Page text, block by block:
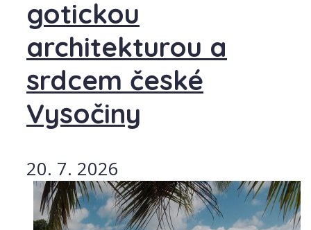
gotickou
architekturou a
srdcem české
Vysočiny
20. 7. 2026